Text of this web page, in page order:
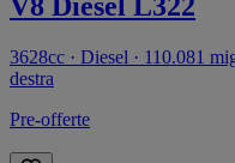
3628cc · Diesel · 110.081
destra
Pre-offerte